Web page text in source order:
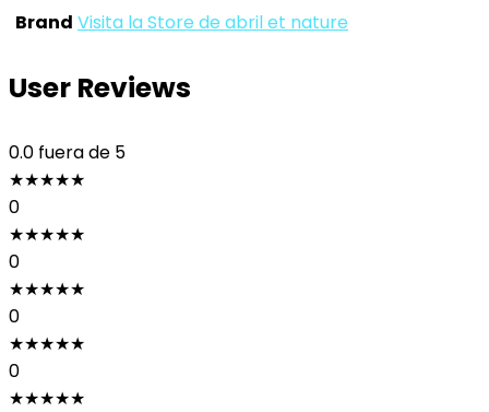
Brand Visita la Store de abril et nature
User Reviews
0.0 fuera de 5
★★★★★
0
★★★★★
0
★★★★★
0
★★★★★
0
★★★★★